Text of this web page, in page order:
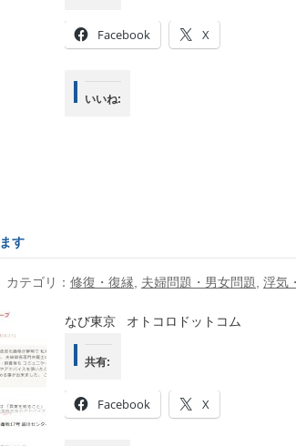
Facebook X
いいね:
す
カテゴリ： 修復・復縁 夫婦問題・男女問題 浮気
なび東京 オトコロドットコム
共有:
Facebook X